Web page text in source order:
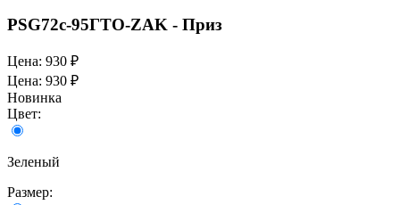
PSG72c-95ГТО-ZAK - Приз
Цена: 930 ₽
Цена: 930 ₽
Новинка
Цвет:
Зеленый
Размер: